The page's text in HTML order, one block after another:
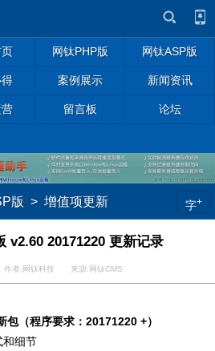
网钛PHP版 网钛ASP版
案例展示 新闻资讯
留言板 论坛
版 > 增值项更新 字+
v2.60 20171220 更新记录
者:网钛科技 来源:网钛CMS
（程序要求：20171220 +）
和细节